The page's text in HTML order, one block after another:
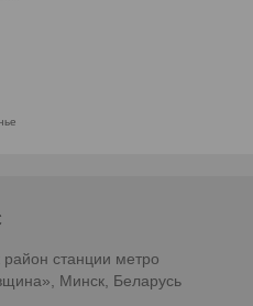
район станции метро
Минск, Беларусь